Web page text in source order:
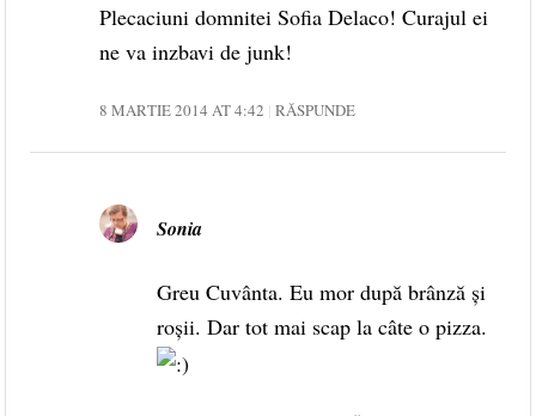
Plecaciuni domnitei Sofia Delaco! Curajul ei
ne va inzbavi de junk!
8 MARTIE 2014 AT 4:42 RĂSPUNDE
Sonia
Greu Cuvânta. Eu mor după brânză și
roșii. Dar tot mai scap la câte o pizza.